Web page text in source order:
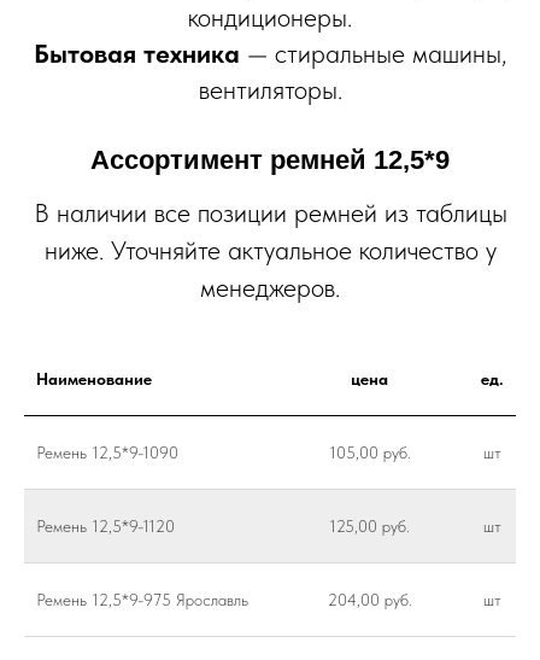
кондиционеры.
Бытовая техника — стиральные машины,
вентиляторы.
Ассортимент ремней 12,5*9
В наличии все позиции ремней из таблицы
ниже. Уточняйте актуальное количество у
менеджеров.
Наименование цена ед.
Ремень 12,5*9-1090 105,00 руб. шт
Ремень 12,5*9-1120 125,00 руб. шт
Ремень 12,5*9-975 Ярославль 204,00 руб. шт